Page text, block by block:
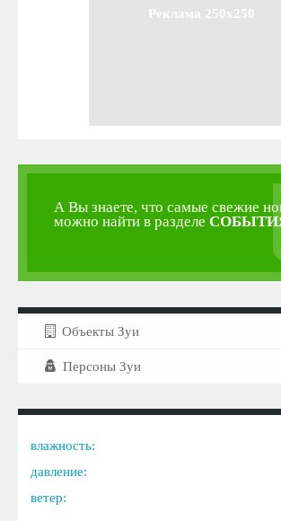
Реклама 250x250
А Вы знаете, что самые свежие
можно найти в разделе
Объекты Зуи
Персоны Зуи
влажность:
давление:
ветер: